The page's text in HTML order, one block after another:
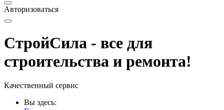
Авторизоваться
СтройСила - все для
строительства и ремонта!
Качественный сервис
Вы здесь: